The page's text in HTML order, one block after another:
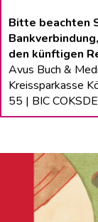
Bitte beachten
den künftigen
Avus Buch &
Kreissparkasse
55 | BIC